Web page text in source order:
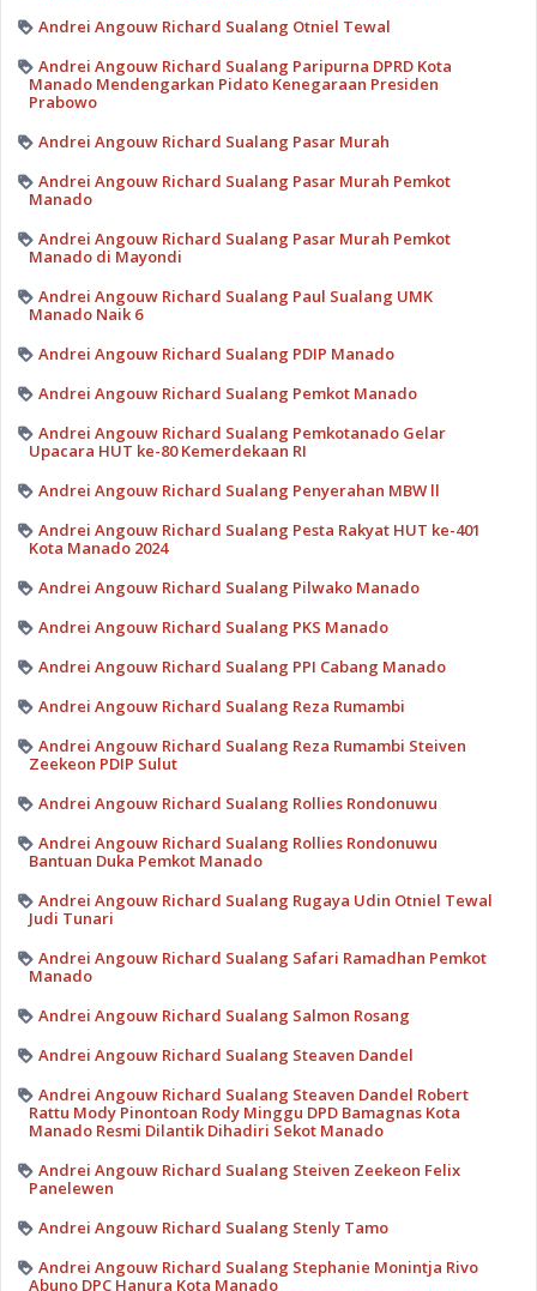
Andrei Angouw Richard Sualang Otniel Tewal
Andrei Angouw Richard Sualang Paripurna DPRD Kota
Manado Mendengarkan Pidato Kenegaraan Presiden
Prabowo
Andrei Angouw Richard Sualang Pasar Murah
Andrei Angouw Richard Sualang Pasar Murah Pemkot
Manado
Andrei Angouw Richard Sualang Pasar Murah Pemkot
Manado di Mayondi
Andrei Angouw Richard Sualang Paul Sualang UMK
Manado Naik 6
Andrei Angouw Richard Sualang PDIP Manado
Andrei Angouw Richard Sualang Pemkot Manado
Andrei Angouw Richard Sualang Pemkotanado Gelar
Upacara HUT ke-80 Kemerdekaan RI
Andrei Angouw Richard Sualang Penyerahan MBW ll
Andrei Angouw Richard Sualang Pesta Rakyat HUT ke-401
Kota Manado 2024
Andrei Angouw Richard Sualang Pilwako Manado
Andrei Angouw Richard Sualang PKS Manado
Andrei Angouw Richard Sualang PPI Cabang Manado
Andrei Angouw Richard Sualang Reza Rumambi
Andrei Angouw Richard Sualang Reza Rumambi Steiven
Zeekeon PDIP Sulut
Andrei Angouw Richard Sualang Rollies Rondonuwu
Andrei Angouw Richard Sualang Rollies Rondonuwu
Bantuan Duka Pemkot Manado
Andrei Angouw Richard Sualang Rugaya Udin Otniel Tewal
Judi Tunari
Andrei Angouw Richard Sualang Safari Ramadhan Pemkot
Manado
Andrei Angouw Richard Sualang Salmon Rosang
Andrei Angouw Richard Sualang Steaven Dandel
Andrei Angouw Richard Sualang Steaven Dandel Robert
Rattu Mody Pinontoan Rody Minggu DPD Bamagnas Kota
Manado Resmi Dilantik Dihadiri Sekot Manado
Andrei Angouw Richard Sualang Steiven Zeekeon Felix
Panelewen
Andrei Angouw Richard Sualang Stenly Tamo
Andrei Angouw Richard Sualang Stephanie Monintja Rivo
Abuno DPC Hanura Kota Manado